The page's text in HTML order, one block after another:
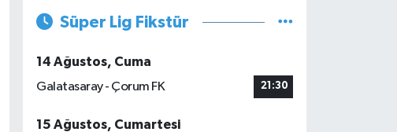
Süper Lig Fikstür
14 Ağustos, Cuma
Galatasaray - Çorum FK
21:30
15 Ağustos, Cumartesi